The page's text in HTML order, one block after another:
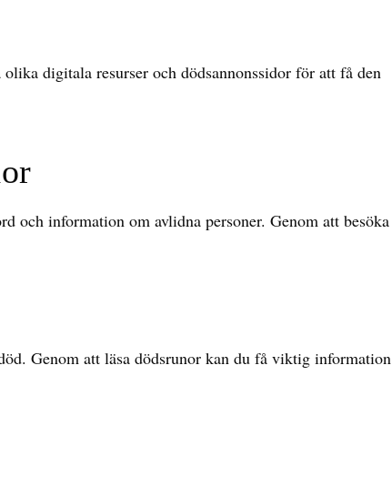
digitala resurser och dödsannonssidor för att få den
och information om avlidna personer. Genom att besöka
Genom att läsa dödsrunor kan du få viktig information